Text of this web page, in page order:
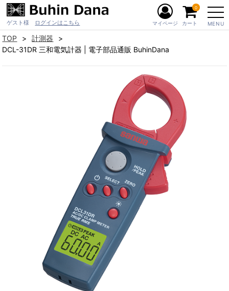
ゲスト様 ログインはこちら MENU
マイページ カート
0
TOP
計測器
DCL-31DR 三和電気計器 | 電子部品通販 BuhinDana